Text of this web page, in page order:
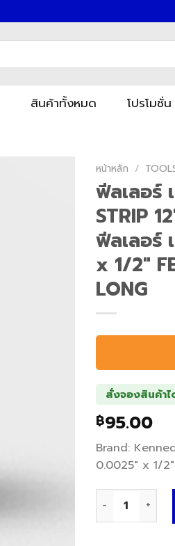
สินค้าทั้งหมด โปรโมชั่น
หน้าหลัก /
ฟีลเลอร์
STRIP
ฟีลเลอร์
x 1/2″
LONG
สั่งจองสินค้าไ
฿95.00
Brand:
0.0025″ x 1/2″